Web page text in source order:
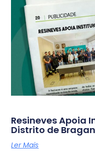
Resineves Apoia
Distrito de
Ler Mais